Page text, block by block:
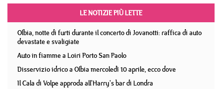
LE NOTIZIE PIÙ LETTE
Olbia, notte di furti durante il concerto di Jovanotti: raffica di auto
devastate e svaligiate
Auto in fiamme a Loiri Porto San Paolo
Disservizio idrico a Olbia mercoledì 10 aprile, ecco dove
Il Cala di Volpe approda all'Harry's bar di Londra